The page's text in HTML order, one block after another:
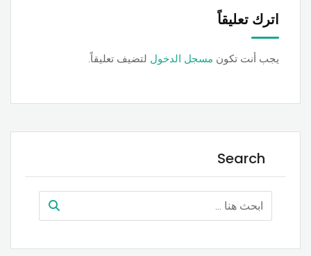
اترك تعليقاً
يجب أنت تكون مسجل الدخول لتضيف تعليقاً.
Search